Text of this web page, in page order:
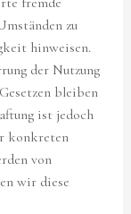
zu
hinweisen.
der Nutzung
bleiben
ist jedoch
konkreten
von
wir diese